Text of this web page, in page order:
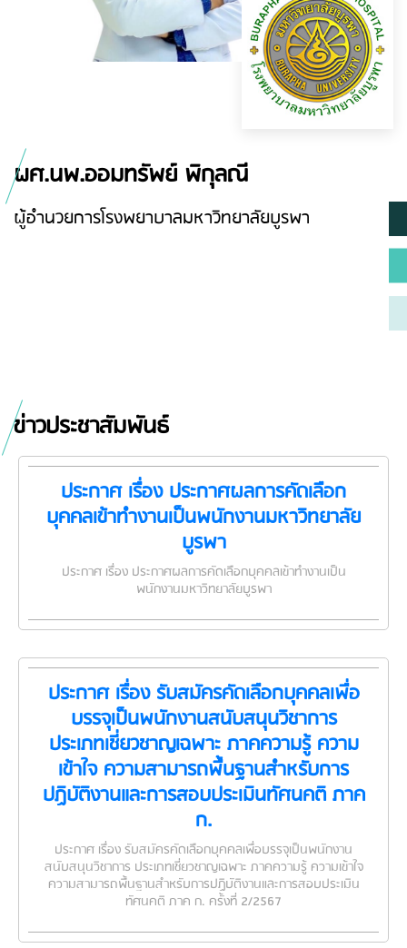
ผศ.นพ.ออมทรัพย์ พิกุลณี
ผู้อำนวยการโรงพยาบาลมหาวิทยาลัยบูรพา
ข่าวประชาสัมพันธ์
ประกาศ เรื่อง ประกาศผลการคัดเลือก
บุคคลเข้าทำงานเป็นพนักงานมหาวิทยาลัย
บูรพา
ประกาศ เรื่อง ประกาศผลการคัดเลือกบุคคลเข้าทำงานเป็น
พนักงานมหาวิทยาลัยบูรพา
ประกาศ เรื่อง รับสมัครคัดเลือกบุคคลเพื่อ
บรรจุเป็นพนักงานสนับสนุนวิชาการ
ประเภทเชี่ยวชาญเฉพาะ ภาคความรู้ ความ
เข้าใจ ความสามารถพื้นฐานสำหรับการ
ปฏิบัติงานและการสอบประเมินทัศนคติ ภาค
ก.
ประกาศ เรื่อง รับสมัครคัดเลือกบุคคลเพื่อบรรจุเป็นพนักงาน
สนับสนุนวิชาการ ประเภทเชี่ยวชาญเฉพาะ ภาคความรู้ ความเข้าใจ
ความสามารถพื้นฐานสำหรับการปฏิบัติงานและการสอบประเมิน
ทัศนคติ ภาค ก. ครั้งที่ 2/2567